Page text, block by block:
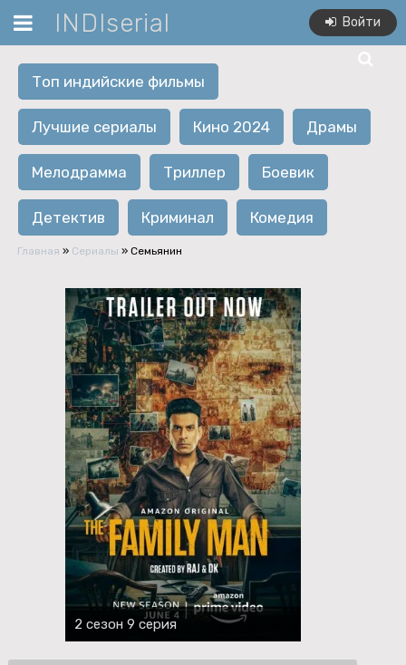
INDIserial Войти
Топ индийские фильмы
Лучшие сериалы Кино 2024 Драмы
Мелодрамма Триллер Боевик
Детектив Криминал Комедия
Главная » Сериалы » Семьянин
2 сезон 9 серия